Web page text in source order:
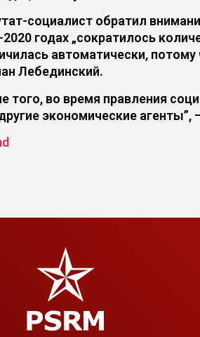
социалист обратил
2020 годах „сократилось
автоматически,
Лебединский.
того, во время правления
экономические агенты”,